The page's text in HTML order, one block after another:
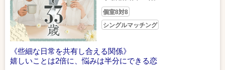
個室8対8
シングルマッチング
《些細な日常を共有し合える関係》
嬉しいことは2倍に、悩みは半分にできる恋